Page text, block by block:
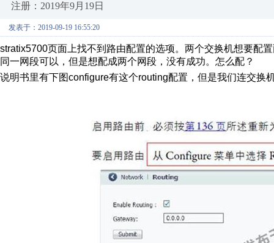
注册：2019年9月19日
发表于：2019-09-19 16:55:20
stratix5700页面上找不到路由配置的选项。两个交换机想要配
同一网段可以，但是想配成两个网段，没有成功。怎么配？
说明书里有下图configure有这个routing配置，但是我们连交换